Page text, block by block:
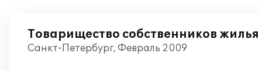
Товарищество собственников
Санкт-Петербург, Февраль 2009